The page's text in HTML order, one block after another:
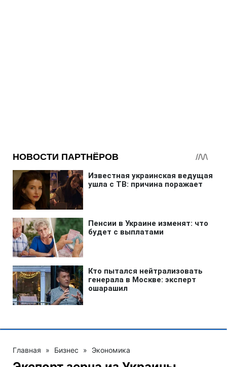
Главная » Бизнес » Экономика